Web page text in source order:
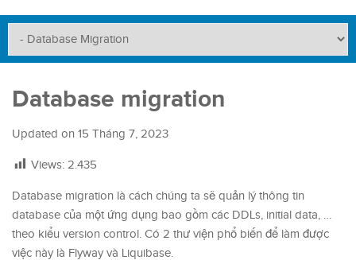
Database migration
Updated on 15 Tháng 7, 2023
Views: 2.435
Database migration là cách chúng ta sẽ quản lý thông tin
database của một ứng dụng bao gồm các DDLs, initial data, …
theo kiểu version control. Có 2 thư viện phổ biến để làm được
việc này là Flyway và Liquibase.